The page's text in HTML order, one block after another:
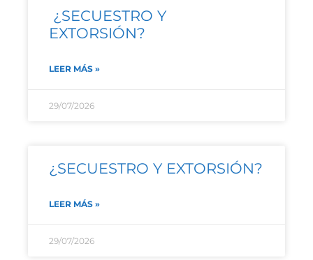
¿SECUESTRO Y
EXTORSIÓN?
LEER MÁS »
29/07/2026
¿SECUESTRO Y EXTORSIÓN?
LEER MÁS »
29/07/2026